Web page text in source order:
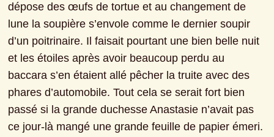
dépose des œufs de tortue et au changement de
lune la soupière s’envole comme le dernier soupir
d’un poitrinaire. Il faisait pourtant une bien belle nuit
et les étoiles après avoir beaucoup perdu au
baccara s’en étaient allé pêcher la truite avec des
phares d’automobile. Tout cela se serait fort bien
passé si la grande duchesse Anastasie n’avait pas
ce jour-là mangé une grande feuille de papier émeri.